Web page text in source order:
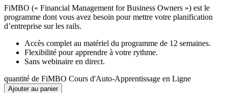
FiMBO (« Financial Management for Business Owners ») est le
programme dont vous avez besoin pour mettre votre planification
d’entreprise sur les rails.
Accès complet au matériel du programme de 12 semaines.
Flexibilité pour apprendre à votre rythme.
Sans webinaire en direct.
quantité de FiMBO Cours d'Auto-Apprentissage en Ligne
Ajouter au panier